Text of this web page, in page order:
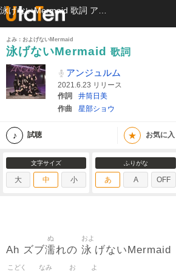
よみ：およげないMermaid
泳げないMermaid
歌詞
アンジュルム
2021.6.23 リリース
作詞
井筒日美
作曲
星部ショウ
試聴 ★ お気に
文字サイズ
大 中 小
ふりがな
あ A OFF
Ah ズブ濡
ぬ
れの 泳
およ
げないMermaid
こどく なみ お よ